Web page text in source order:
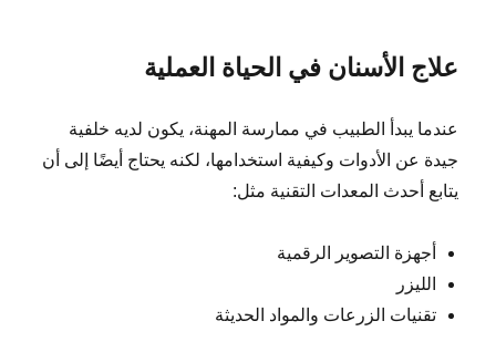
علاج الأسنان في الحياة العملية
عندما يبدأ الطبيب في ممارسة المهنة، يكون لديه خلفية
جيدة عن الأدوات وكيفية استخدامها، لكنه يحتاج أيضًا إلى أن
يتابع أحدث المعدات التقنية مثل:
أجهزة التصوير الرقمية
الليزر
تقنيات الزرعات والمواد الحديثة